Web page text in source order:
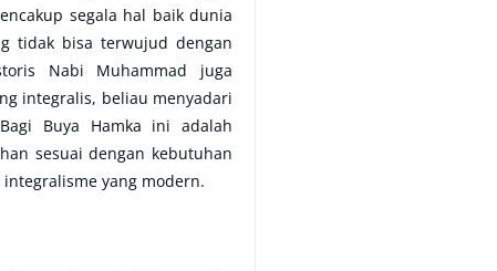
segala hal baik dunia
tidak bisa terwujud dengan
Nabi Muhammad juga
integralis, beliau menyadari
Buya Hamka ini adalah
sesuai dengan kebutuhan
yang modern.